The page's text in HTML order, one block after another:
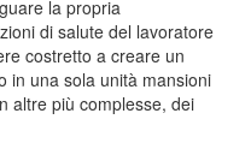
la propria
di salute del lavoratore
costretto a creare un
in una sola unità mansioni
altre più complesse, dei